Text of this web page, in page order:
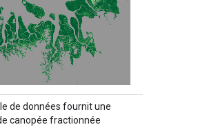
de données fournit une
canopée fractionnée